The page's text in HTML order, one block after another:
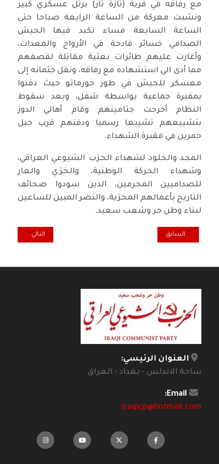
مع رفاقه في قرية (تازة تار) برتل عسكري كبير
ونشبت معركة من الساعة الرابعة صباحا حتى
الساعة السابعة مساء تكبد فيها الجيش
الصدامي خسائر فادحة في الأرواح والمعدات،
وأغارت عليهم طائرات بعثية مقاتلة لقصفهم
مما أدى الي استشهاده مع رفاقه، ونقل جثمانه إلى
معسكر للجيش في طوز خورماتو حيث دفنوا
بمقبرة جماعية بواسطة شفل، وبعد سقوط
النظام أخرجت جثامينهم وقام أهالي الدوز
بتشييعهم تشييعا رسميا ودفنهم قرب جبل
حمرين في مقبرة الشهداء.
المجد والخلود لشهداء الحزب الشيوعي العراقي،
وشهداء الحركة الوطنية، والخزي والعار
للصداميين المجرمين، الذين سودوا صحائف
التاريخ بأعمالهم المخزية، والنصر المبين للساعين
لبناء وطن حر وشعب سعيد.
المقال السابق: شيوعيو ألقوش يستقبلون المهنئين بعيد القيامة
السابق المقال التالي:
التالي
العنوان الرئيسي:
ساحة الاندلس - بغداد - العراق
Email:
iraqicp@hotmail.com